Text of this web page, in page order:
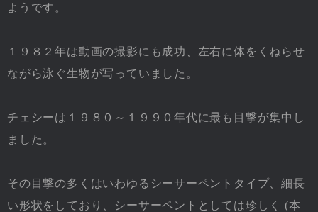
ようです。
１９８２年は動画の撮影にも成功、左右に体をくねらせ
ながら泳ぐ生物が写っていました。
チェシーは１９８０～１９９０年代に最も目撃が集中し
ました。
その目撃の多くはいわゆるシーサーペントタイプ、細長
い形状をしており、シーサーペントとしては珍しく (本